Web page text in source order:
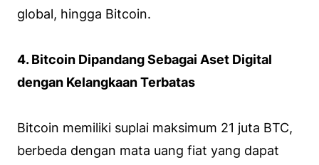
global, hingga Bitcoin.
4. Bitcoin Dipandang Sebagai Aset Digital
dengan Kelangkaan Terbatas
Bitcoin memiliki suplai maksimum 21 juta BTC,
berbeda dengan mata uang fiat yang dapat